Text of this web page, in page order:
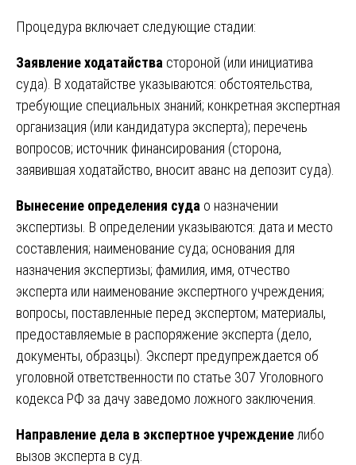
Процедура включает следующие стадии:
Заявление ходатайства стороной (или инициатива
суда). В ходатайстве указываются: обстоятельства,
требующие специальных знаний; конкретная экспертная
организация (или кандидатура эксперта); перечень
вопросов; источник финансирования (сторона,
заявившая ходатайство, вносит аванс на депозит суда).
Вынесение определения суда о назначении
экспертизы. В определении указываются: дата и место
составления; наименование суда; основания для
назначения экспертизы; фамилия, имя, отчество
эксперта или наименование экспертного учреждения;
вопросы, поставленные перед экспертом; материалы,
предоставляемые в распоряжение эксперта (дело,
документы, образцы). Эксперт предупреждается об
уголовной ответственности по статье 307 Уголовного
кодекса РФ за дачу заведомо ложного заключения.
Направление дела в экспертное учреждение либо
вызов эксперта в суд.